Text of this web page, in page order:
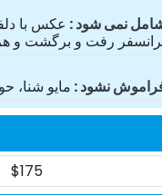
نمی شود عکس با
رفت و برگشت و
نشود مایو شنا،
$175